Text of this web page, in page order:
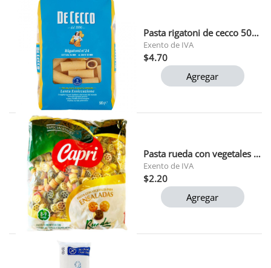
Pasta rigatoni de cecco 500gr
Exento de IVA
$4.70
Agregar
Pasta rueda con vegetales capri 500 gr
Exento de IVA
$2.20
Agregar